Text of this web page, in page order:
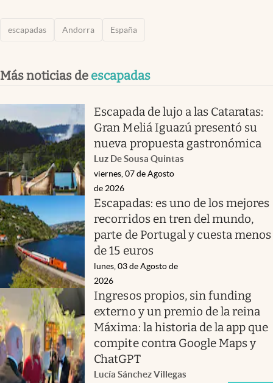
escapadas Andorra España
Más noticias de escapadas
Escapada de lujo a las Cataratas:
Gran Meliá Iguazú presentó su
nueva propuesta gastronómica
Luz De Sousa Quintas
viernes, 07 de Agosto
de 2026
Escapadas: es uno de los mejores
recorridos en tren del mundo,
parte de Portugal y cuesta menos
de 15 euros
lunes, 03 de Agosto de
2026
Ingresos propios, sin funding
externo y un premio de la reina
Máxima: la historia de la app que
compite contra Google Maps y
ChatGPT
Lucía Sánchez Villegas